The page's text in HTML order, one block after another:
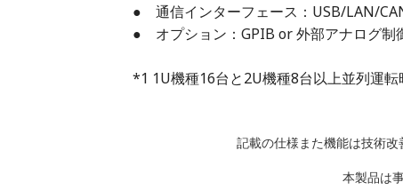
● 通信インターフェース：USB/LAN/
● オプション：GPIB or 外部アナログ制
*1 1U機種16台と2U機種8台以上並列運転
記載の仕様また機能は技術
本製品は